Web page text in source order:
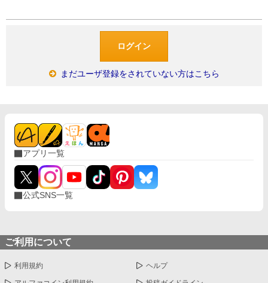
まだユーザ登録をされていない方はこちら
アプリ一覧
公式SNS一覧
ご利用について
利用規約 ヘルプ